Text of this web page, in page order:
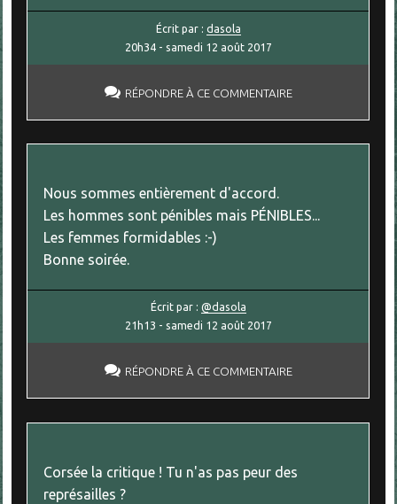
Écrit par : dasola
20h34- samedi 12 août 2017
RÉPONDRE À CE COMMENTAIRE
Nous sommes entièrement d'accord.
Les hommes sont pénibles mais PÉNIBLES...
Les femmes formidables :-)
Bonne soirée.
Écrit par : @dasola
21h13 - samedi 12 août 2017
RÉPONDRE À CE COMMENTAIRE
Corsée la critique ! Tu n'as pas peur des
représailles ?